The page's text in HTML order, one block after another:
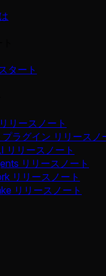
タート
リースノート
ラグイン リリースノ
リリースノート
リリースノート
リリースノート
リリースノート